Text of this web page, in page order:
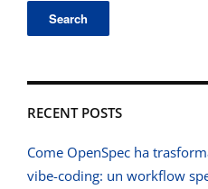
RECENT POSTS
Come OpenSpec ha
vibe-coding: un workflow